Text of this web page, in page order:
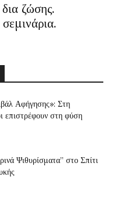
ζώσης.
Αφήγησης»: Στη
επιστρέφουν στη φύση
Ψιθυρίσματα” στο Σπίτι